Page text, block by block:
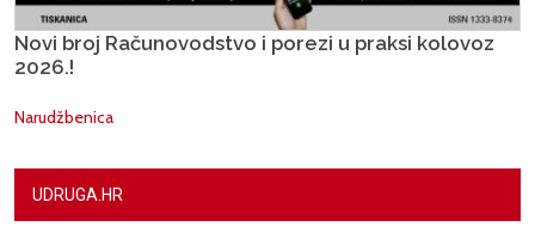
Novi broj Računovodstvo i porezi u praksi kolovoz
2026.!
Narudžbenica
UDRUGA.HR